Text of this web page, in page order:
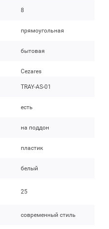
8
прямоугольная
бытовая
Cezares
TRAY-AS-01
есть
на поддон
пластик
белый
25
современный стиль